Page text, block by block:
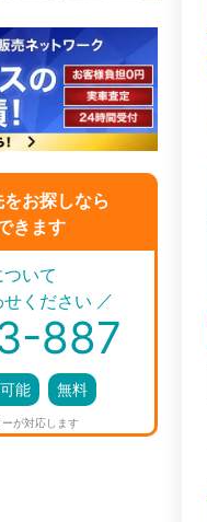
お探しなら
きます
／
いて
ください
887
能 無料
が対応します